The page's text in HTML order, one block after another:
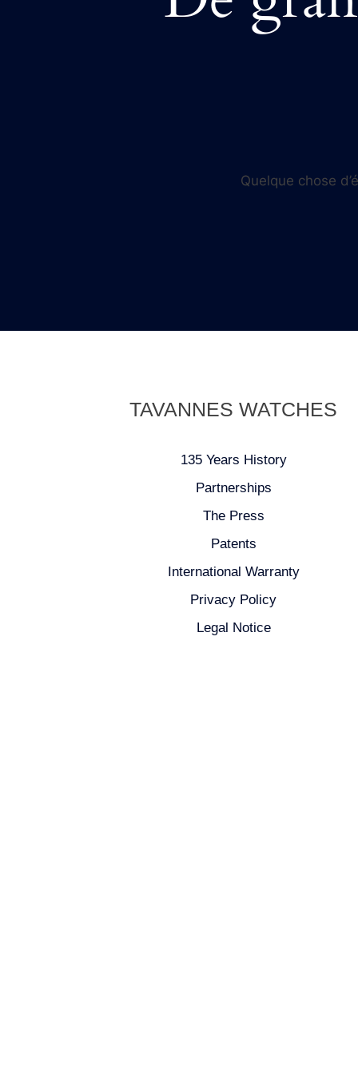
Quelque chose
TAVANNES WATCHES
135 Years History
Partnerships
The Press
Patents
International Warranty
Privacy Policy
Legal Notice